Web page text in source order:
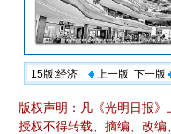
15版:经济 上一版 下一版
版权声明：凡《光明日报
授权不得转载、摘编、改